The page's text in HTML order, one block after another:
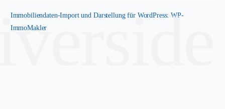
Immobiliendaten-Import und Darstellung für WordPress: WP-
ImmoMakler